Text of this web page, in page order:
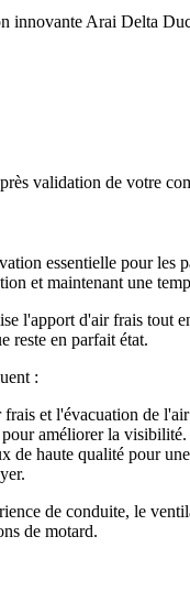
innovante Arai Delta
validation de votre
essentielle pour les
et maintenant une
l'apport d'air frais tout
reste en parfait état.
:
et l'évacuation de
améliorer la visibilité.
de haute qualité pour
de conduite, le
de motard.